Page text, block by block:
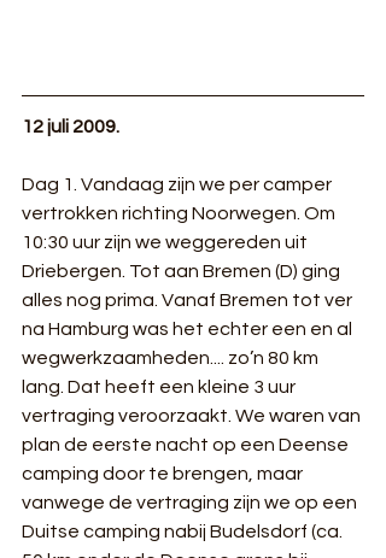
12 juli 2009.
Dag 1. Vandaag zijn we per camper
vertrokken richting Noorwegen. Om
10:30 uur zijn we weggereden uit
Driebergen. Tot aan Bremen (D) ging
alles nog prima. Vanaf Bremen tot ver
na Hamburg was het echter een en al
wegwerkzaamheden.... zo’n 80 km
lang. Dat heeft een kleine 3 uur
vertraging veroorzaakt. We waren van
plan de eerste nacht op een Deense
camping door te brengen, maar
vanwege de vertraging zijn we op een
Duitse camping nabij Budelsdorf (ca.